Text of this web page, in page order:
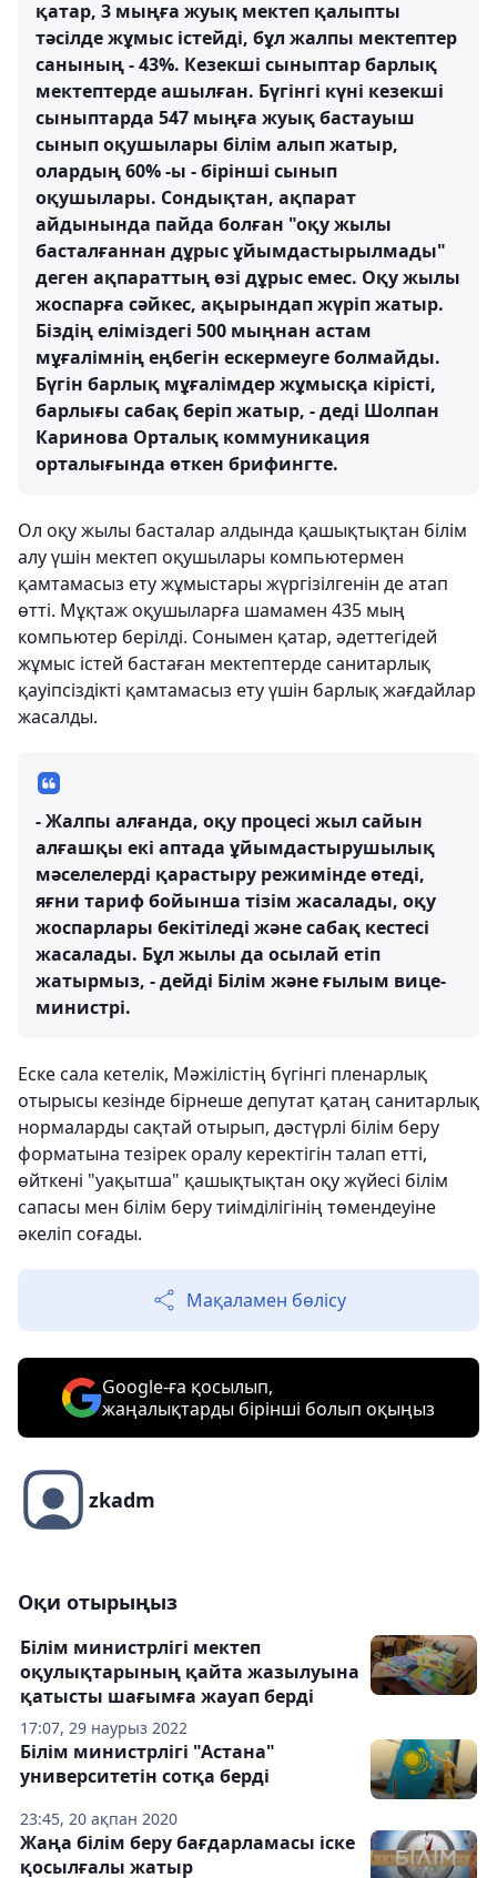
қатар, 3 мыңға жуық мектеп қалыпты
тәсілде жұмыс істейді, бұл жалпы мектептер
санының - 43%. Кезекші сыныптар барлық
мектептерде ашылған. Бүгінгі күні кезекші
сыныптарда 547 мыңға жуық бастауыш
сынып оқушылары білім алып жатыр,
олардың 60% -ы - бірінші сынып
оқушылары. Сондықтан, ақпарат
айдынында пайда болған "оқу жылы
басталғаннан дұрыс ұйымдастырылмады"
деген ақпараттың өзі дұрыс емес. Оқу жылы
жоспарға сәйкес, ақырындап жүріп жатыр.
Біздің еліміздегі 500 мыңнан астам
мұғалімнің еңбегін ескермеуге болмайды.
Бүгін барлық мұғалімдер жұмысқа кірісті,
барлығы сабақ беріп жатыр, - деді Шолпан
Каринова Орталық коммуникация
орталығында өткен брифингте.
Ол оқу жылы басталар алдында қашықтықтан білім
алу үшін мектеп оқушылары компьютермен
қамтамасыз ету жұмыстары жүргізілгенін де атап
өтті. Мұқтаж оқушыларға шамамен 435 мың
компьютер берілді. Сонымен қатар, әдеттегідей
жұмыс істей бастаған мектептерде санитарлық
қауіпсіздікті қамтамасыз ету үшін барлық жағдайлар
жасалды.
- Жалпы алғанда, оқу процесі жыл сайын
алғашқы екі аптада ұйымдастырушылық
мәселелерді қарастыру режимінде өтеді,
яғни тариф бойынша тізім жасалады, оқу
жоспарлары бекітіледі және сабақ кестесі
жасалады. Бұл жылы да осылай етіп
жатырмыз, - дейді Білім және ғылым вице-
министрі.
Еске сала кетелік, Мәжілістің бүгінгі пленарлық
отырысы кезінде бірнеше депутат қатаң санитарлық
нормаларды сақтай отырып, дәстүрлі білім беру
форматына тезірек оралу керектігін талап етті,
өйткені "уақытша" қашықтықтан оқу жүйесі білім
сапасы мен білім беру тиімділігінің төмендеуіне
әкеліп соғады.
Мақаламен бөлісу
Google-ға қосылып,
жаңалықтарды бірінші болып оқыңыз
zkadm
Оқи отырыңыз
17:07, 29 наурыз 2022
Білім министрлігі мектеп
оқулықтарының қайта жазылуына
қатысты шағымға жауап берді
23:45, 20 ақпан 2020
Білім министрлігі "Астана"
университетін сотқа берді
Жаңа білім беру бағдарламасы іске
қосылғалы жатыр